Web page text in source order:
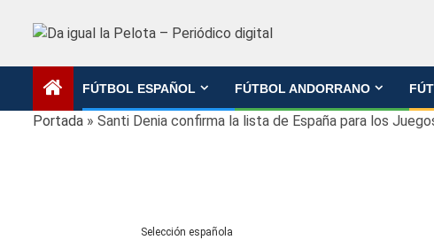
FÚTBOL ESPAÑOL FÚTBOL ANDORRANO
Portada » Santi Denia confirma la lista de España para los
Selección española